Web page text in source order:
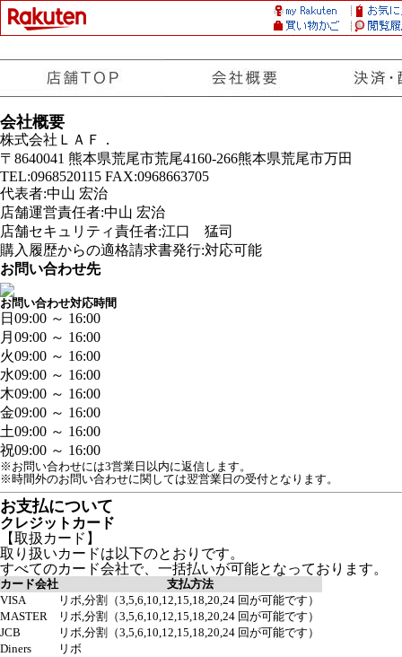
会社概要
株式会社ＬＡＦ．
〒8640041 熊本県荒尾市荒尾4160-266熊本県荒尾市万田
TEL:0968520115 FAX:0968663705
代表者:中山 宏治
店舗運営責任者:中山 宏治
店舗セキュリティ責任者:江口 猛司
購入履歴からの適格請求書発行:対応可能
お問い合わせ先
お問い合わせ対応時間
日 09:00 ～ 16:00
月 09:00 ～ 16:00
火09:00 ～ 16:00
水09:00 ～ 16:00
木09:00 ～ 16:00
金09:00 ～ 16:00
土09:00 ～ 16:00
祝09:00 ～ 16:00
※お問い合わせには3営業日以内に返信します。
※時間外のお問い合わせに関しては翌営業日の受付となります。
お支払について
クレジットカード
【取扱カード】
取り扱いカードは以下のとおりです。
すべてのカード会社で、一括払いが可能となっております。
カード会社
支払方法
VISA
リボ,分割（3,5,6,10,12,15,18,20,24 回が可能です）
MASTER
リボ,分割（3,5,6,10,12,15,18,20,24 回が可能です）
JCB
リボ,分割（3,5,6,10,12,15,18,20,24 回が可能です）
Diners
リボ